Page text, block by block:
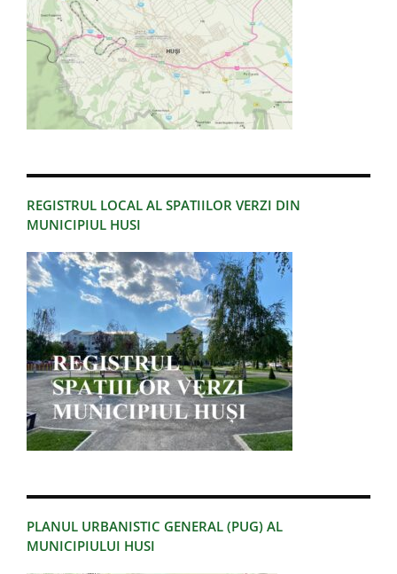
REGISTRUL LOCAL AL SPATIILOR VERZI DIN
MUNICIPIUL HUSI
PLANUL URBANISTIC GENERAL (PUG) AL
MUNICIPIULUI HUSI